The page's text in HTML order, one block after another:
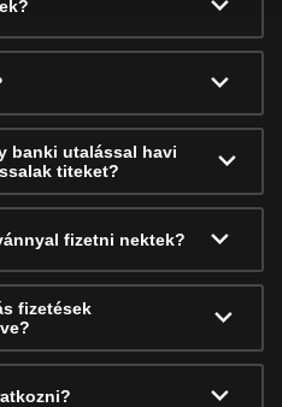
banki utalással havi
titeket?
fizetni nektek?
fizetések